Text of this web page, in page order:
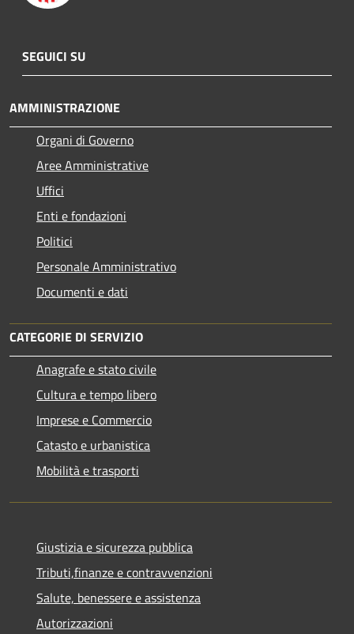
SEGUICI SU
AMMINISTRAZIONE
Organi di Governo
Aree Amministrative
Uffici
Enti e fondazioni
Politici
Personale Amministrativo
Documenti e dati
CATEGORIE DI SERVIZIO
Anagrafe e stato civile
Cultura e tempo libero
Imprese e Commercio
Catasto e urbanistica
Mobilità e trasporti
Giustizia e sicurezza pubblica
Tributi,finanze e contravvenzioni
Salute, benessere e assistenza
Autorizzazioni